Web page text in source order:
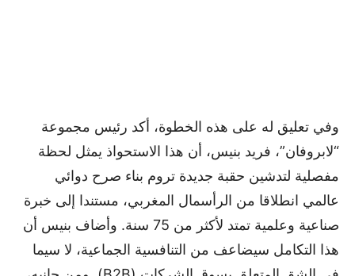
وفي تعليق له على هذه الخطوة، أكد رئيس مجموعة
“لابروفان”، فريد بنيس، أن هذا الاستحواذ يمثل لحظة
مفصلية لتدشين حقبة جديدة تروم بناء صرح دوائي
عالمي انطلاقا من الرأسمال المغربي، مستندا إلى خبرة
صناعية وعلمية تمتد لأكثر من 75 سنة. وأضاف بنيس أن
هذا التكامل سيضاعف من التنافسية الجماعية، لا سيما